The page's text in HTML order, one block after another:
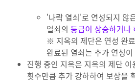
'나락 열쇠'로 연성되지 않
열쇠의 등급이 상승하거나
※ 지옥의 제단은 연성 완
완료된 열쇠는 추가 연성
진행 중인 지옥은 지옥의 제단
횟수만큼 추가 강하하여 보상을